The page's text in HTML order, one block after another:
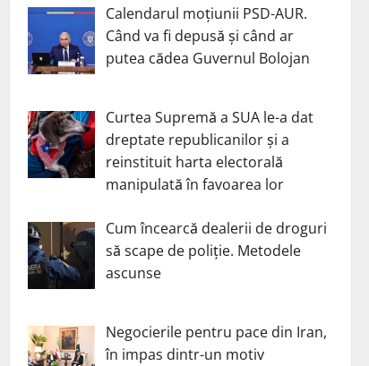
Calendarul moțiunii PSD-AUR.
Când va fi depusă și când ar
putea cădea Guvernul Bolojan
Curtea Supremă a SUA le-a dat
dreptate republicanilor și a
reinstituit harta electorală
manipulată în favoarea lor
Cum încearcă dealerii de droguri
să scape de poliție. Metodele
ascunse
Negocierile pentru pace din Iran,
în impas dintr-un motiv